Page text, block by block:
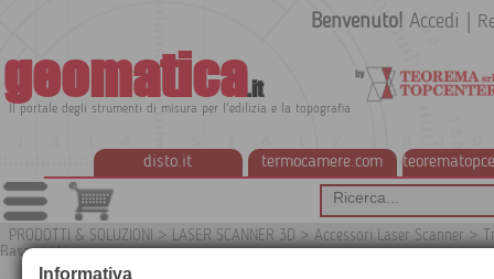
geomatica.it
Il portale degli strumenti di misura per l'edilizia e la topografia
disto.it termocamere.com
Benvenuto! Accedi
PRODOTTI & SOLUZIONI > LASER SCANNER 3D > Accessori Laser Scanner >
Basamenti
Informativa